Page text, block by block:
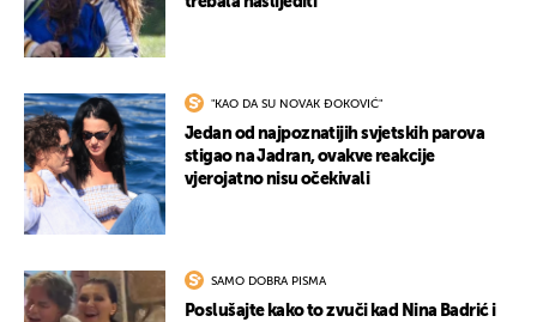
"KAO DA SU NOVAK ĐOKOVIĆ"
Jedan od najpoznatijih svjetskih parova
stigao na Jadran, ovakve reakcije
vjerojatno nisu očekivali
SAMO DOBRA PISMA
Poslušajte kako to zvuči kad Nina Badrić i